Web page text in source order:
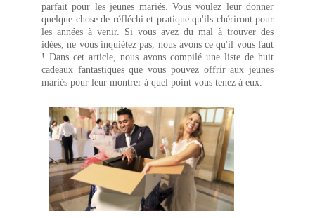
parfait pour les jeunes mariés. Vous voulez leur donner
quelque chose de réfléchi et pratique qu'ils chériront pour
les années à venir. Si vous avez du mal à trouver des
idées, ne vous inquiétez pas, nous avons ce qu'il vous faut
! Dans cet article, nous avons compilé une liste de huit
cadeaux fantastiques que vous pouvez offrir aux jeunes
mariés pour leur montrer à quel point vous tenez à eux.